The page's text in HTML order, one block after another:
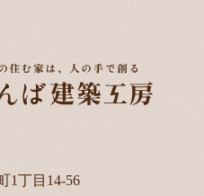
1丁目14-56